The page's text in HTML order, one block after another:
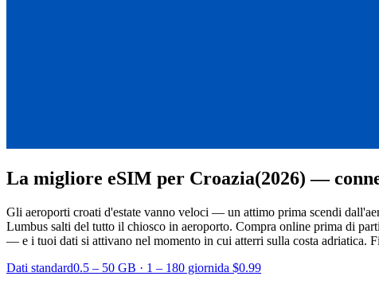
La migliore eSIM per Croazia(2026) —
Gli aeroporti croati d'estate vanno veloci — un attimo prima scendi
Lumbus salti del tutto il chiosco in aeroporto. Compra online prima di
— e i tuoi dati si attivano nel momento in cui atterri sulla costa adriatica.
Dati standard0.5 – 50 GB · 1 – 180 giornida $0.99